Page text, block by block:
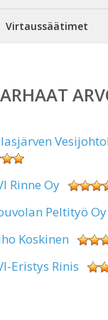
Virtaussäätimet
Rinne Oy
Peltityö Oy
Koskinen
Eristys Rinis